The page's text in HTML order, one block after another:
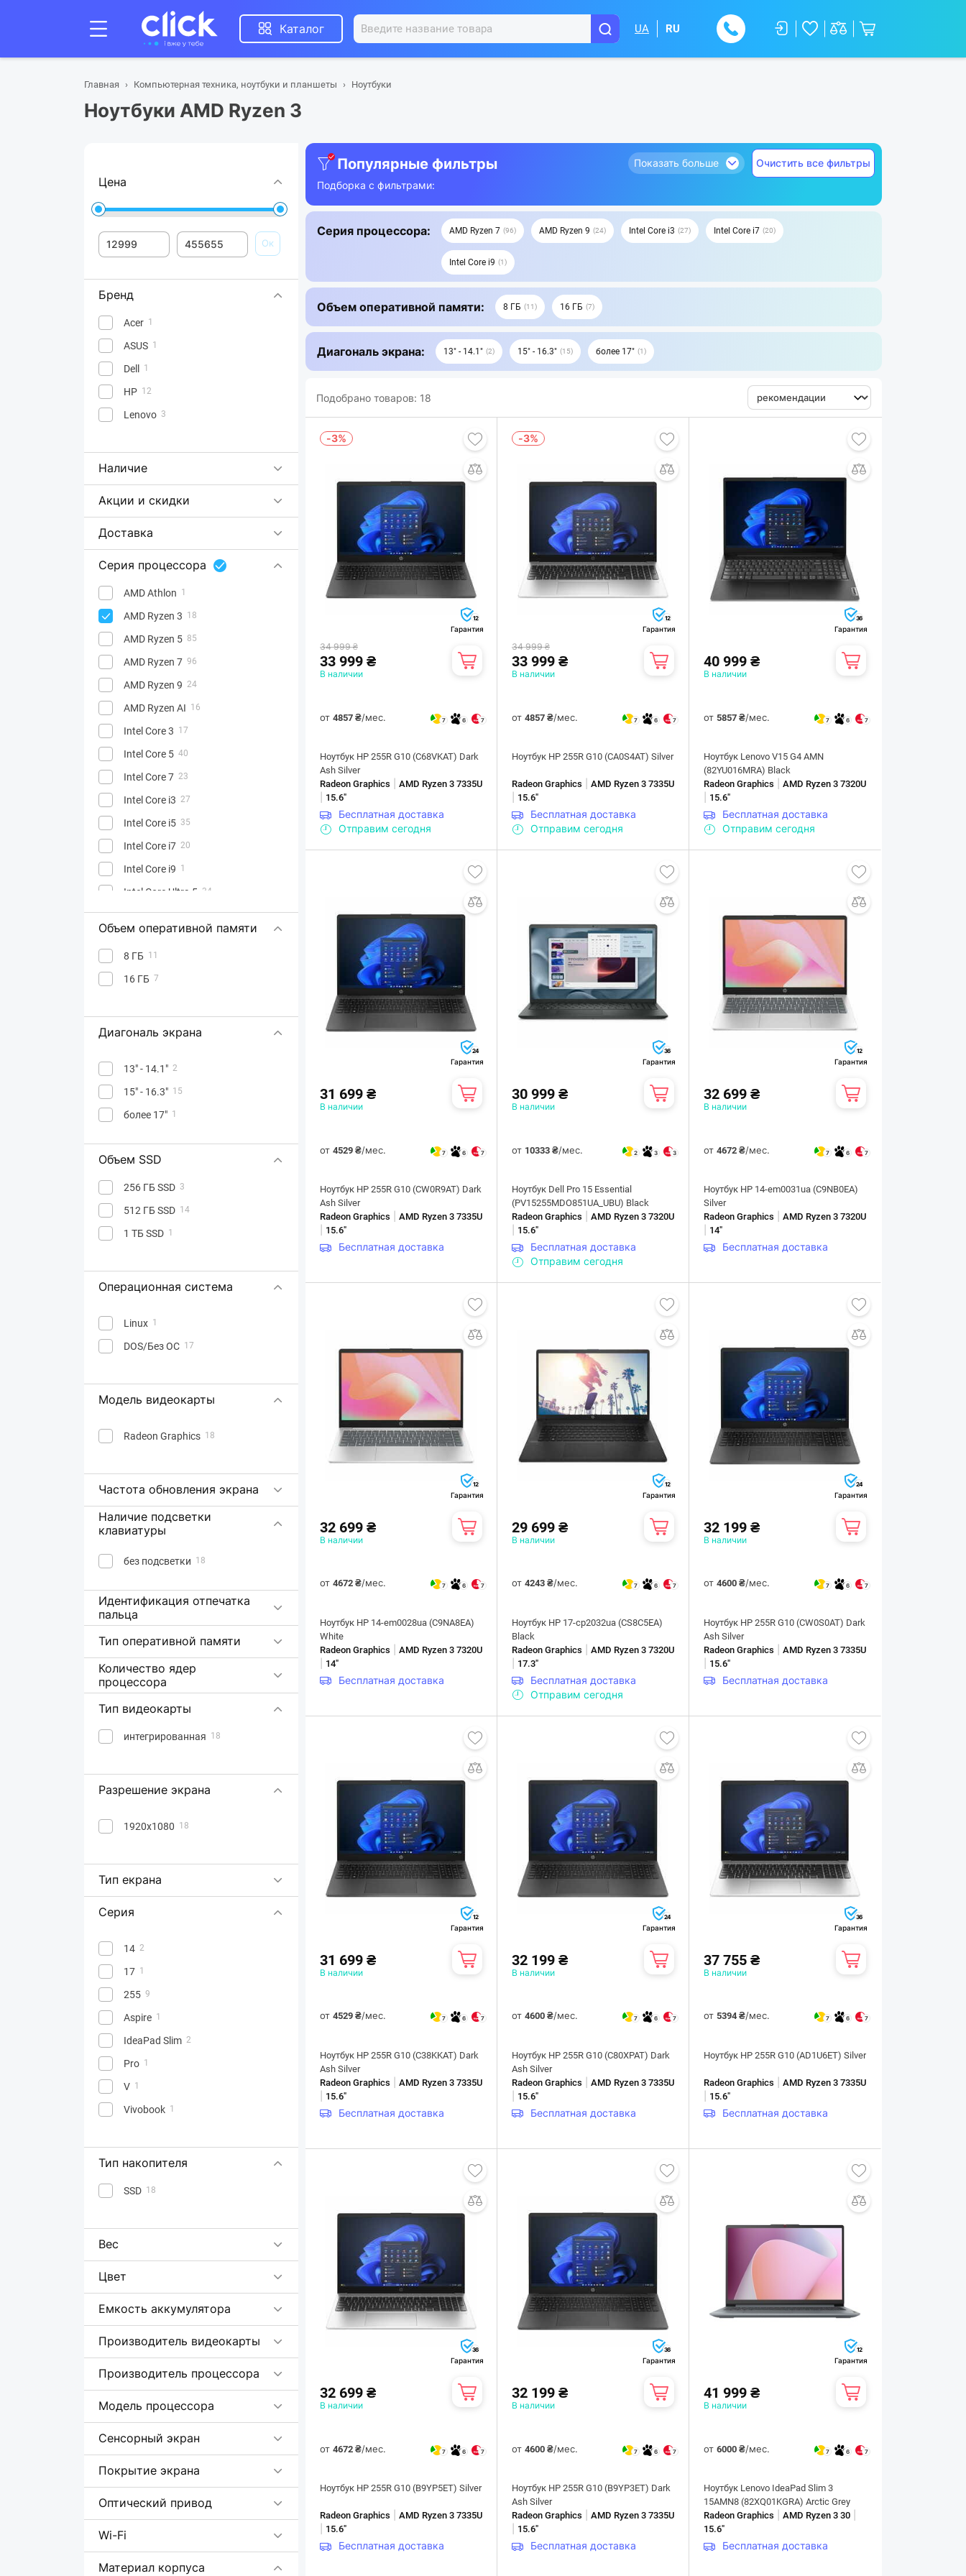
Каталог UA RU
Главная Компьютерная техника, ноутбуки и планшеты Ноутбуки
Ноутбуки AMD Ryzen 3
Цена
Ок
Бренд
Acer 1
ASUS 1
Dell 1
HP 12
Lenovo 3
Наличие
Акции и скидки
Доставка
Серия процессора
AMD Athlon 1
AMD Ryzen 3 18
AMD Ryzen 5 85
AMD Ryzen 7 96
AMD Ryzen 9 24
AMD Ryzen AI 16
Intel Core 3 17
Intel Core 5 40
Intel Core 7 23
Intel Core i3 27
Intel Core i5 35
Intel Core i7 20
Intel Core i9 1
Intel Core Ultra 5 34
Intel Core Ultra 7 89
Intel Core Ultra 9
Apple A18 Pro
Apple M5
Intel Celeron 3
Qualcomm Snapdragon
Объем оперативной памяти
8 ГБ 11
16 ГБ 7
Диагональ экрана
13" - 14.1" 2
15" - 16.3" 15
более 17" 1
Объем SSD
256 ГБ SSD 3
512 ГБ SSD 14
1 ТБ SSD 1
Операционная система
Linux 1
DOS/Без ОС 17
Модель видеокарты
Radeon Graphics 18
Частота обновления экрана
Наличие подсветки
клавиатуры
без подсветки 18
Идентификация отпечатка
пальца
Тип оперативной памяти
Количество ядер
процессора
Тип видеокарты
интегрированная 18
Разрешение экрана
1920x1080 18
Тип екрана
Серия
14 2
17 1
255 9
Aspire 1
IdeaPad Slim 2
Pro 1
V 1
Vivobook 1
Тип накопителя
SSD 18
Вес
Цвет
Емкость аккумулятора
Производитель видеокарты
Производитель процессора
Модель процессора
Сенсорный экран
Покрытие экрана
Оптический привод
Wi-Fi
Материал корпуса
Популярные фильтры
Подборка с фильтрами:
Показать больше Очистить все фильтры
Серия процессора: AMD Ryzen 7 96 AMD Ryzen 9 24 Intel Core i3 27 Intel Core i7 20
Intel Core i9 1
Объем оперативной памяти: 8 ГБ 11 16 ГБ 7
Диагональ экрана: 13" - 14.1" 2 15" - 16.3" 15 более 17" 1
Подобрано товаров: 18
-3%
12
Гарантия
34 999 ₴
33 999 ₴
В наличии
от 4857 ₴/мес. 7 6 7
Ноутбук HP 255R G10 (C68VKAT) Dark
Ash Silver
Radeon Graphics
AMD Ryzen 3 7335U
15.6"
Бесплатная доставка
Отправим сегодня
-3%
12
Гарантия
34 999 ₴
33 999 ₴
В наличии
от4857 ₴/мес. 7 6 7
Ноутбук HP 255R G10 (CA0S4AT) Silver
Radeon Graphics |AMD Ryzen 3 7335U
15.6"
Бесплатная доставка
Отправим сегодня
36
Гарантия
40 999 ₴
В наличии
от5857 ₴/мес. 7 6 7
Ноутбук Lenovo V15 G4 AMN
(82YU016MRA) Black
Radeon Graphics
|AMD Ryzen 3 7320U
15.6"
Бесплатная доставка
Отправим сегодня
24
Гарантия
31 699 ₴
В наличии
от 4529 ₴/мес. 7 6 7
Ноутбук HP 255R G10 (CW0R9AT) Dark
Ash Silver
Radeon Graphics
AMD Ryzen 3 7335U
15.6"
Бесплатная доставка
36
Гарантия
30 999 ₴
В наличии
от 10333 ₴/мес. 2 3 3
Ноутбук Dell Pro 15 Essential
(PV15255MDO851UA_UBU) Black
Radeon Graphics
|AMD Ryzen 3 7320U
15.6"
Бесплатная доставка
Отправим сегодня
12
Гарантия
32 699 ₴
В наличии
от4672 ₴/мес. 7 6 7
Ноутбук HP 14-em0031ua (C9NB0EA)
Silver
Radeon Graphics
|AMD Ryzen 3 7320U
14"
Бесплатная доставка
12
Гарантия
32 699 ₴
В наличии
от 4672 ₴/мес. 7 6 7
Ноутбук HP 14-em0028ua (C9NA8EA)
White
Radeon Graphics
AMD Ryzen 3 7320U
14"
Бесплатная доставка
12
Гарантия
29 699 ₴
В наличии
от4243 ₴/мес. 7 6 7
Ноутбук HP 17-cp2032ua (CS8C5EA)
Black
Radeon Graphics
|AMD Ryzen 3 7320U
17.3"
Бесплатная доставка
Отправим сегодня
24
Гарантия
32 199 ₴
В наличии
от4600 ₴/мес. 7 6 7
Ноутбук HP 255R G10 (CW0S0AT) Dark
Ash Silver
Radeon Graphics
|AMD Ryzen 3 7335U
15.6"
Бесплатная доставка
12
Гарантия
31 699 ₴
В наличии
от 4529 ₴/мес. 7 6 7
Ноутбук HP 255R G10 (C38KKAT) Dark
Ash Silver
Radeon Graphics
AMD Ryzen 3 7335U
15.6"
Бесплатная доставка
24
Гарантия
32 199 ₴
В наличии
от4600 ₴/мес. 7 6 7
Ноутбук HP 255R G10 (C80XPAT) Dark
Ash Silver
Radeon Graphics
|AMD Ryzen 3 7335U
15.6"
Бесплатная доставка
36
Гарантия
37 755 ₴
В наличии
от5394 ₴/мес. 7 6 7
Ноутбук HP 255R G10 (AD1U6ET) Silver
Radeon Graphics |AMD Ryzen 3 7335U
15.6"
Бесплатная доставка
36
Гарантия
32 699 ₴
В наличии
от 4672 ₴/мес. 7 6 7
Ноутбук HP 255R G10 (B9YP5ET) Silver
Radeon Graphics AMD Ryzen 3 7335U
15.6"
Бесплатная доставка
36
Гарантия
32 199 ₴
В наличии
от4600 ₴/мес. 7 6 7
Ноутбук HP 255R G10 (B9YP3ET) Dark
Ash Silver
Radeon Graphics
|AMD Ryzen 3 7335U
15.6"
Бесплатная доставка
12
Гарантия
41 999 ₴
В наличии
от6000 ₴/мес. 7 6 7
Ноутбук Lenovo IdeaPad Slim 3
15AMN8 (82XQ01KGRA) Arctic Grey
Radeon Graphics
|AMD Ryzen 3 30
15.6"
Бесплатная доставка